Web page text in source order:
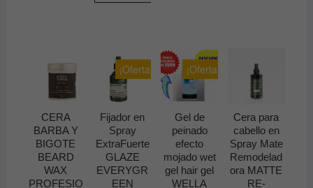
CERA
BARBA Y
BIGOTE
BEARD
WAX
PROFESIO
¡Oferta!
Fijador en
Spray
ExtraFuerte
GLAZE
EVERYGR
EEN
¡Oferta!
Gel de
peinado
efecto
mojado wet
gel hair gel
WELLA
Cera para
cabello en
Spray Mate
Remodelad
ora MATTE
RE-